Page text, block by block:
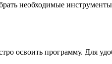
необходимые
освоить программу. Для